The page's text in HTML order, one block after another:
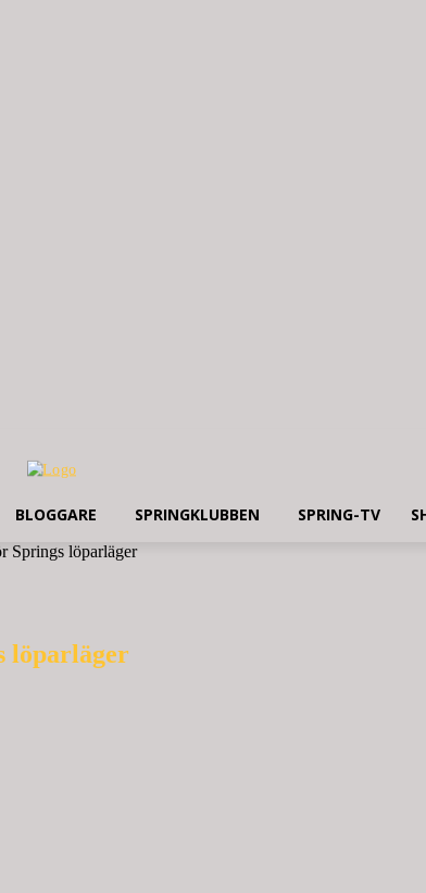
BLOGGARE SPRINGKLUBBEN SPRING-TV
Springs löparläger
löparläger